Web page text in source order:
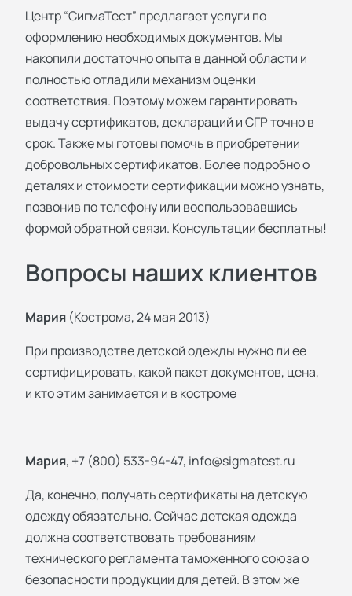
Центр “СигмаТест” предлагает услуги по
оформлению необходимых документов. Мы
накопили достаточно опыта в данной области и
полностью отладили механизм оценки
соответствия. Поэтому можем гарантировать
выдачу сертификатов, деклараций и СГР точно в
срок. Также мы готовы помочь в приобретении
добровольных сертификатов. Более подробно о
деталях и стоимости сертификации можно узнать,
позвонив по телефону или воспользовавшись
формой обратной связи. Консультации бесплатны!
Вопросы наших клиентов
Мария (Кострома, 24 мая 2013)
При производстве детской одежды нужно ли ее
сертифицировать, какой пакет документов, цена,
и кто этим занимается и в костроме
Мария, +7 (800) 533-94-47, info@sigmatest.ru
Да, конечно, получать сертификаты на детскую
одежду обязательно. Сейчас детская одежда
должна соответствовать требованиям
технического регламента таможенного союза о
безопасности продукции для детей. В этом же